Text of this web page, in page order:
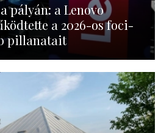
pályán: a Lenovo
a 2026-os foci-
pillanatait